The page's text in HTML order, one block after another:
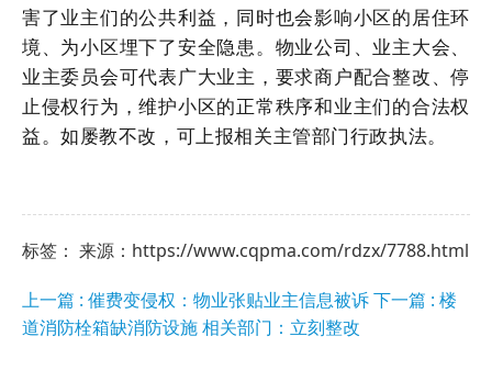
害了业主们的公共利益，同时也会影响小区的居住环
境、为小区埋下了安全隐患。物业公司、业主大会、
业主委员会可代表广大业主，要求商户配合整改、停
止侵权行为，维护小区的正常秩序和业主们的合法权
益。如屡教不改，可上报相关主管部门行政执法。
标签： 来源：https://www.cqpma.com/rdzx/7788.html
上一篇 : 催费变侵权：物业张贴业主信息被诉下一篇 : 楼
道消防栓箱缺消防设施 相关部门：立刻整改